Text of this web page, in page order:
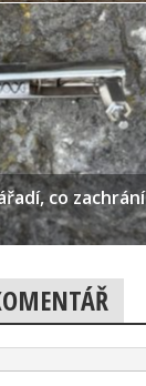
co zachrání